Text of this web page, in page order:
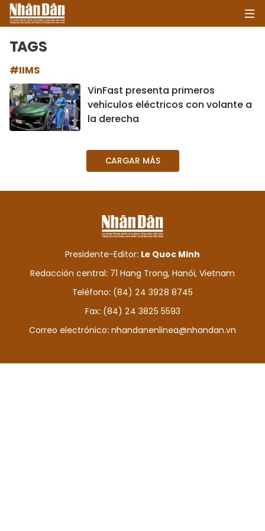
POLÍTICA
SOCIEDAD
SALUD - MEDIO AMBIENTE
CULTURA - ENTRETENIMIENTO
INTERNACIONAL
DEPORTES
VIAJES
PUENTE DE AMISTAD
HISTORIAS MULTIMEDIA
TAGS
#IIMS
VinFast presenta primeros
vehículos eléctricos con volante a
la derecha
CARGAR MÁS
Presidente-Editor: Le Quoc Minh
Redacción central: 71 Hang Trong, Hanói, Vietnam
Teléfono: (84) 24 3928 8745
Fax: (84) 24 3825 5593
Correo electrónico: nhandanenlinea@nhandan.vn